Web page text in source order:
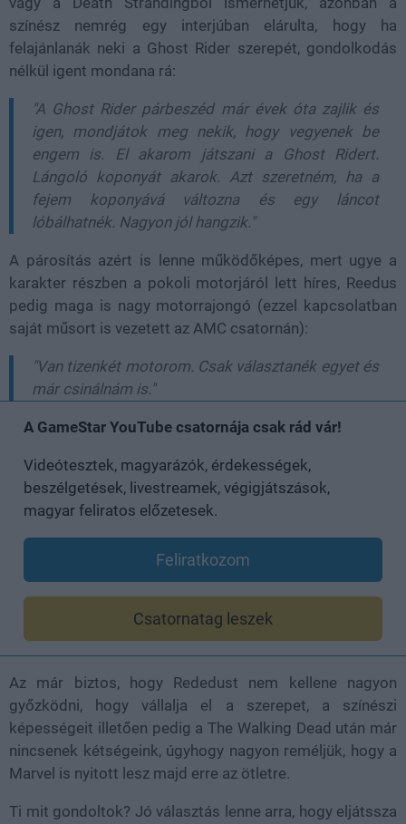
színész nemrég egy interjúban elárulta, hogy ha
felajánlanák neki a Ghost Rider szerepét, gondolkodás
nélkül igent mondana rá:
"A Ghost Rider párbeszéd már évek óta zajlik és
igen, mondjátok meg nekik, hogy vegyenek be
engem is. El akarom játszani a Ghost Ridert.
Lángoló koponyát akarok. Azt szeretném, ha a
fejem koponyává változna és egy láncot
lóbálhatnék. Nagyon jól hangzik."
A párosítás azért is lenne működőképes, mert ugye a
karakter részben a pokoli motorjáról lett híres, Reedus
pedig maga is nagy motorrajongó (ezzel kapcsolatban
saját műsort is vezetett az AMC csatornán):
"Van tizenkét motorom. Csak választanék egyet és
már csinálnám is."
A GameStar YouTube csatornája csak rád vár!
Videótesztek, magyarázók, érdekességek,
beszélgetések, livestreamek, végigjátszások,
magyar feliratos előzetesek.
Feliratkozom
Csatornatag leszek
Az már biztos, hogy Rededust nem kellene nagyon
győzködni, hogy vállalja el a szerepet, a színészi
képességeit illetően pedig a The Walking Dead után már
nincsenek kétségeink, úgyhogy nagyon reméljük, hogy a
Marvel is nyitott lesz majd erre az ötletre.
Ti mit gondoltok? Jó választás lenne arra, hogy eljátssza